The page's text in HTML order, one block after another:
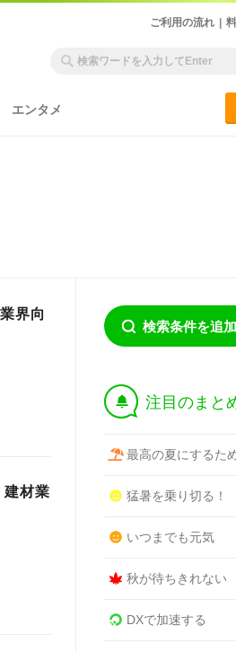
ご利用の流れ
エンタメ
界向
建材業
検索条件を追
† 注目のまと
最高の夏にするた
猛暑を乗り切る！
いつまでも元気
秋が待ちきれない
DXで加速する